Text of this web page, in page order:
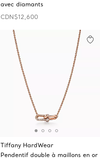
avec diamants
CDN$12,600
Tiffany HardWear
Pendentif double à maillons en or